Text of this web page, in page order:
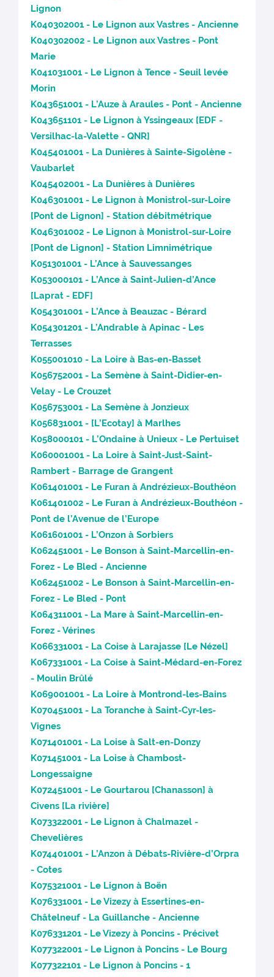
Lignon
K040302001 - Le Lignon aux Vastres - Ancienne
K040302002 - Le Lignon aux Vastres - Pont
Marie
K041031001 - Le Lignon à Tence - Seuil levée
Morin
K043651001 - L’Auze à Araules - Pont - Ancienne
K043651101 - Le Lignon à Yssingeaux [EDF -
Versilhac-la-Valette - QNR]
K045401001 - La Dunières à Sainte-Sigolène -
Vaubarlet
K045402001 - La Dunières à Dunières
K046301001 - Le Lignon à Monistrol-sur-Loire
[Pont de Lignon] - Station débitmétrique
K046301002 - Le Lignon à Monistrol-sur-Loire
[Pont de Lignon] - Station Limnimétrique
K051301001 - L’Ance à Sauvessanges
K053000101 - L’Ance à Saint-Julien-d’Ance
[Laprat - EDF]
K054301001 - L’Ance à Beauzac - Bérard
K054301201 - L’Andrable à Apinac - Les
Terrasses
K055001010 - La Loire à Bas-en-Basset
K056752001 - La Semène à Saint-Didier-en-
Velay - Le Crouzet
K056753001 - La Semène à Jonzieux
K056831001 - [L’Ecotay] à Marlhes
K058000101 - L’Ondaine à Unieux - Le Pertuiset
K060001001 - La Loire à Saint-Just-Saint-
Rambert - Barrage de Grangent
K061401001 - Le Furan à Andrézieux-Bouthéon
K061401002 - Le Furan à Andrézieux-Bouthéon -
Pont de l’Avenue de l’Europe
K061601001 - L’Onzon à Sorbiers
K062451001 - Le Bonson à Saint-Marcellin-en-
Forez - Le Bled - Ancienne
K062451002 - Le Bonson à Saint-Marcellin-en-
Forez - Le Bled - Pont
K064311001 - La Mare à Saint-Marcellin-en-
Forez - Vérines
K066331001 - La Coise à Larajasse [Le Nézel]
K067331001 - La Coise à Saint-Médard-en-Forez
- Moulin Brûlé
K069001001 - La Loire à Montrond-les-Bains
K070451001 - La Toranche à Saint-Cyr-les-
Vignes
K071401001 - La Loise à Salt-en-Donzy
K071451001 - La Loise à Chambost-
Longessaigne
K072451001 - Le Gourtarou [Chanasson] à
Civens [La rivière]
K073322001 - Le Lignon à Chalmazel -
Chevelières
K074401001 - L’Anzon à Débats-Rivière-d’Orpra
- Cotes
K075321001 - Le Lignon à Boën
K076331001 - Le Vizezy à Essertines-en-
Châtelneuf - La Guillanche - Ancienne
K076331201 - Le Vizezy à Poncins - Précivet
K077322001 - Le Lignon à Poncins - Le Bourg
K077322101 - Le Lignon à Poncins - 1